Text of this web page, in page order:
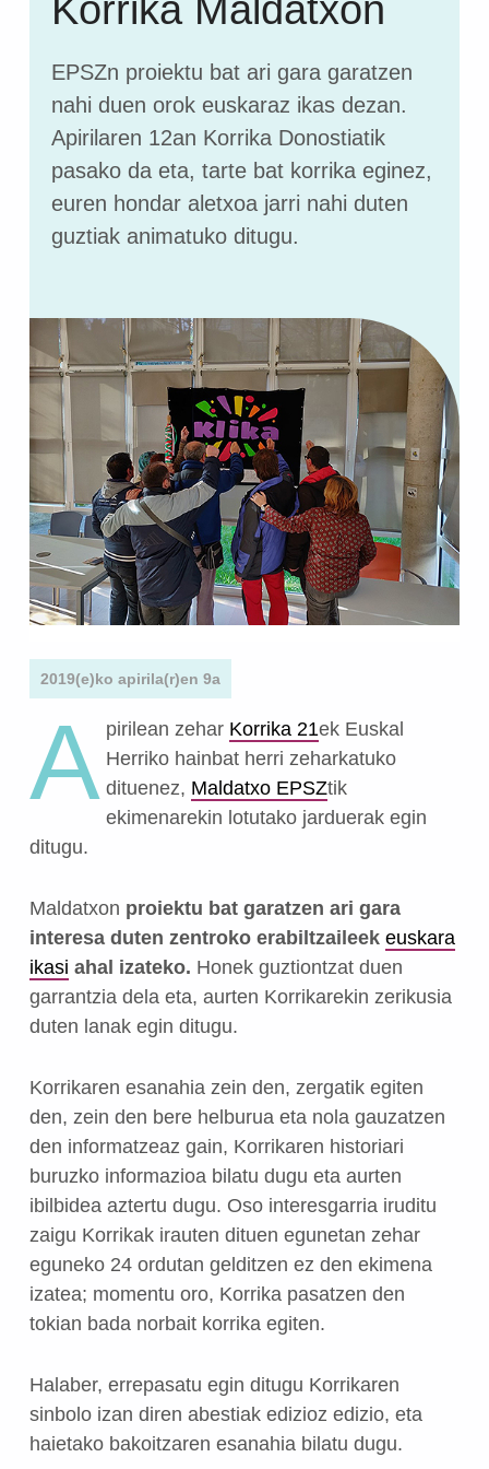
Korrika Maldatxon
EPSZn proiektu bat ari gara garatzen
nahi duen orok euskaraz ikas dezan.
Apirilaren 12an Korrika Donostiatik
pasako da eta, tarte bat korrika eginez,
euren hondar aletxoa jarri nahi duten
guztiak animatuko ditugu.
2019(e)ko apirila(r)en 9a
A pirilean zehar Korrika 21ek Euskal
Herriko hainbat herri zeharkatuko
dituenez, Maldatxo EPSZtik
ekimenarekin lotutako jarduerak egin
ditugu.
Maldatxon proiektu bat garatzen ari gara
interesa duten zentroko erabiltzaileek euskara
ikasi ahal izateko. Honek guztiontzat duen
garrantzia dela eta, aurten Korrikarekin zerikusia
duten lanak egin ditugu.
Korrikaren esanahia zein den, zergatik egiten
den, zein den bere helburua eta nola gauzatzen
den informatzeaz gain, Korrikaren historiari
buruzko informazioa bilatu dugu eta aurten
ibilbidea aztertu dugu. Oso interesgarria iruditu
zaigu Korrikak irauten dituen egunetan zehar
eguneko 24 ordutan gelditzen ez den ekimena
izatea; momentu oro, Korrika pasatzen den
tokian bada norbait korrika egiten.
Halaber, errepasatu egin ditugu Korrikaren
sinbolo izan diren abestiak edizioz edizio, eta
haietako bakoitzaren esanahia bilatu dugu.